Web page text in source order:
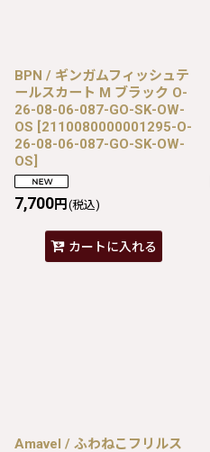
BPN / ギンガムフィッシュテ
ールスカート M ブラック O-
26-08-06-087-GO-SK-OW-
OS [2110080000001295-O-
26-08-06-087-GO-SK-OW-
OS]
7,700円 (税込)
カートに入れる
Amavel / ふわねこフリルス